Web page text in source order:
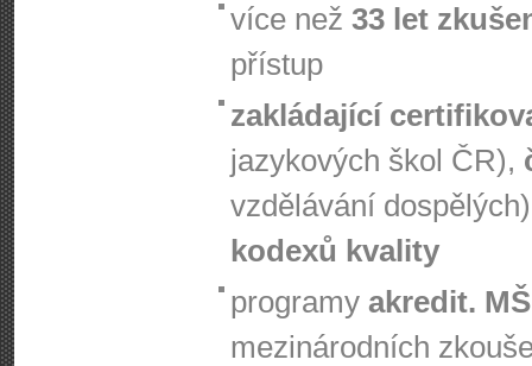
více než 33 let
přístup
zakládající
jazykových škol ČR),
vzdělávání
kodexů kvality
programy akredit.
mezinárodních